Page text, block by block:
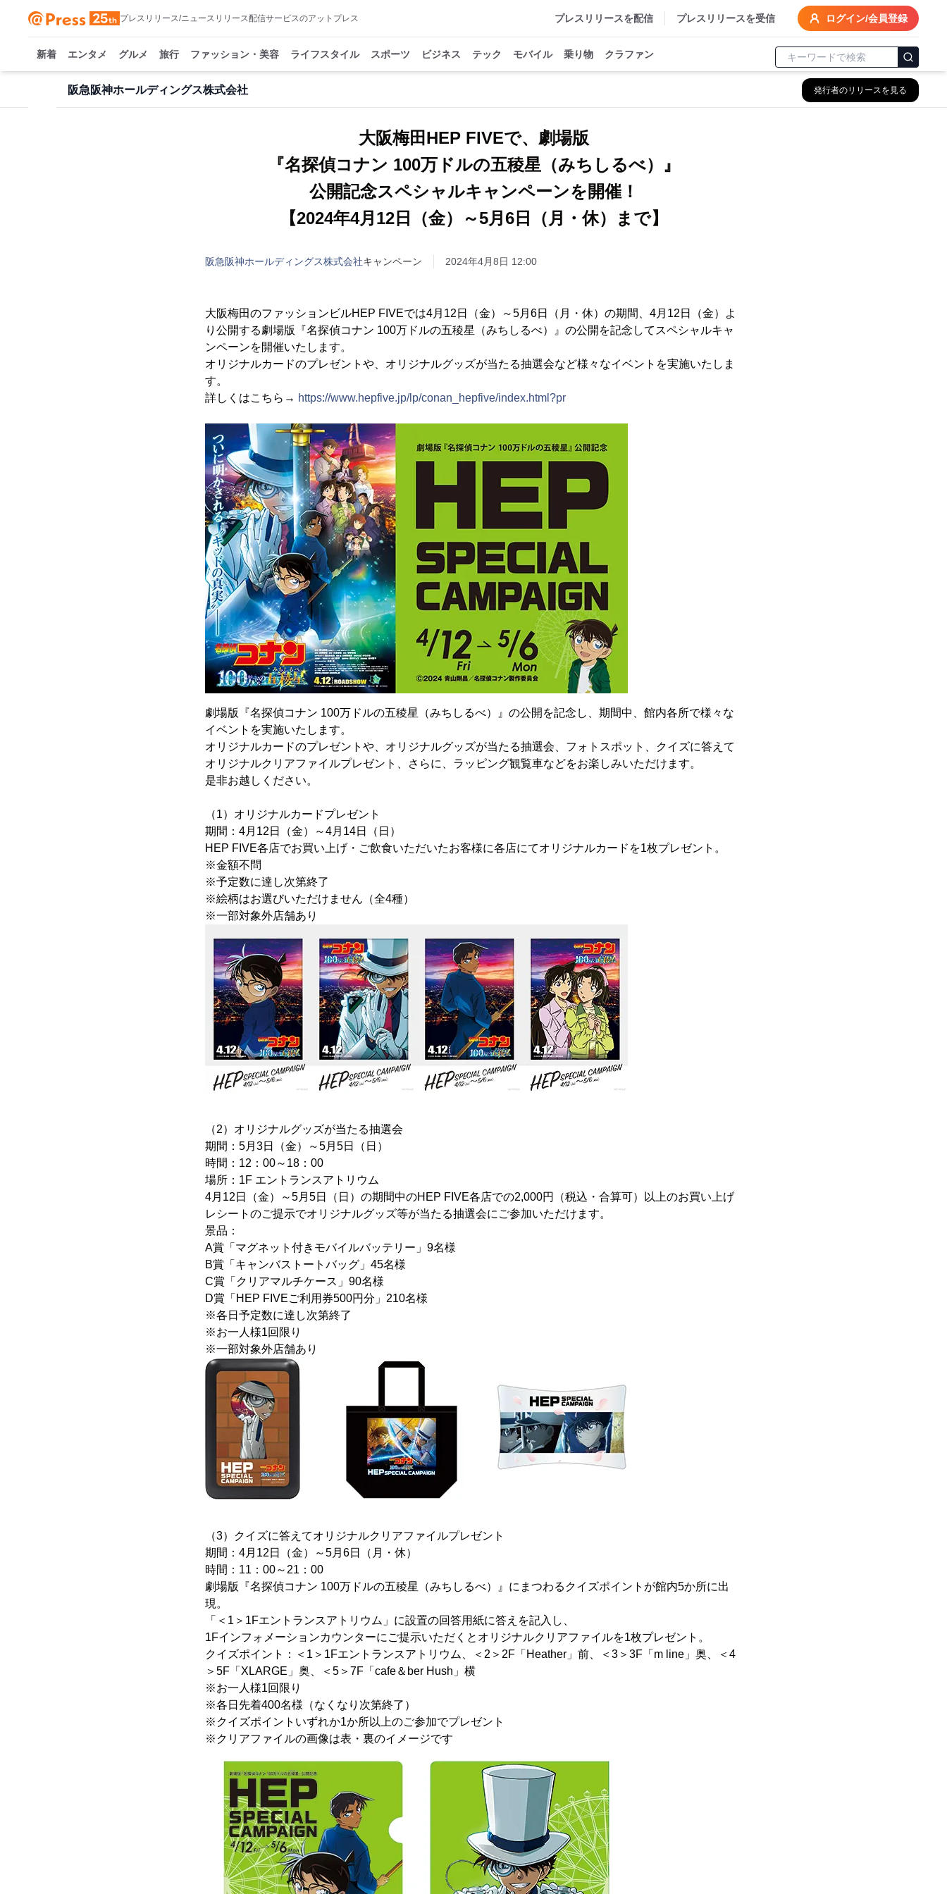
プレスリリース/ニュースリリース配信サービスのアットプレス プレスリリースを配信 プレスリリースを受信 ログイン/会員登録
新着 エンタメ グルメ 旅行 ファッション・美容 ライフスタイル スポーツ ビジネス テック モバイル 乗り物 クラファン
阪急阪神ホールディングス株式会社 発行者のリリースを見る
大阪梅田HEP FIVEで、劇場版
『名探偵コナン 100万ドルの五稜星（みちしるべ）』
公開記念スペシャルキャンペーンを開催！
【2024年4月12日（金）～5月6日（月・休）まで】
阪急阪神ホールディングス株式会社キャンペーン 2024年4月8日 12:00
大阪梅田のファッションビルHEP FIVEでは4月12日（金）～5月6日（月・休）の期間、4月12日（金）よ
り公開する劇場版『名探偵コナン 100万ドルの五稜星（みちしるべ）』の公開を記念してスペシャルキャ
ンペーンを開催いたします。
オリジナルカードのプレゼントや、オリジナルグッズが当たる抽選会など様々なイベントを実施いたしま
す。
詳しくはこちら→ https://www.hepfive.jp/lp/conan_hepfive/index.html?pr
劇場版『名探偵コナン 100万ドルの五稜星（みちしるべ）』の公開を記念し、期間中、館内各所で様々な
イベントを実施いたします。
オリジナルカードのプレゼントや、オリジナルグッズが当たる抽選会、フォトスポット、クイズに答えて
オリジナルクリアファイルプレゼント、さらに、ラッピング観覧車などをお楽しみいただけます。
是非お越しください。
（1）オリジナルカードプレゼント
期間：4月12日（金）～4月14日（日）
HEP FIVE各店でお買い上げ・ご飲食いただいたお客様に各店にてオリジナルカードを1枚プレゼント。
※金額不問
※予定数に達し次第終了
※絵柄はお選びいただけません（全4種）
※一部対象外店舗あり
（2）オリジナルグッズが当たる抽選会
期間：5月3日（金）～5月5日（日）
時間：12：00～18：00
場所：1F エントランスアトリウム
4月12日（金）～5月5日（日）の期間中のHEP FIVE各店での2,000円（税込・合算可）以上のお買い上げ
レシートのご提示でオリジナルグッズ等が当たる抽選会にご参加いただけます。
景品：
A賞「マグネット付きモバイルバッテリー」9名様
B賞「キャンバストートバッグ」45名様
C賞「クリアマルチケース」90名様
D賞「HEP FIVEご利用券500円分」210名様
※各日予定数に達し次第終了
※お一人様1回限り
※一部対象外店舗あり
（3）クイズに答えてオリジナルクリアファイルプレゼント
期間：4月12日（金）～5月6日（月・休）
時間：11：00～21：00
劇場版『名探偵コナン 100万ドルの五稜星（みちしるべ）』にまつわるクイズポイントが館内5か所に出
現。
「＜1＞1Fエントランスアトリウム」に設置の回答用紙に答えを記入し、
1Fインフォメーションカウンターにご提示いただくとオリジナルクリアファイルを1枚プレゼント。
クイズポイント：＜1＞1Fエントランスアトリウム、＜2＞2F「Heather」前、＜3＞3F「m line」奥、＜4
＞5F「XLARGE」奥、＜5＞7F「cafe＆ber Hush」横
※お一人様1回限り
※各日先着400名様（なくなり次第終了）
※クイズポイントいずれか1か所以上のご参加でプレゼント
※クリアファイルの画像は表・裏のイメージです